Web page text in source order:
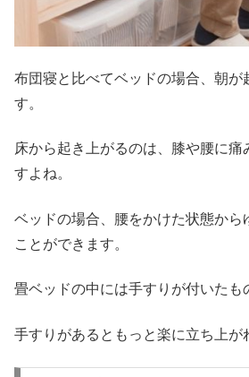
布団寝と比べてベッドの場合、朝が
す。
床から起き上がるのは、膝や腰に痛
すよね。
ベッドの場合、腰をかけた状態から
ことができます。
畳ベッドの中には手すりが付いたも
手すりがあるともっと楽に立ち上が